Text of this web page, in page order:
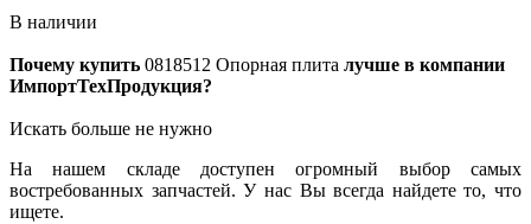
В наличии
Почему купить 0818512 Опорная плита лучше в компании
ИмпортТехПродукция?
Искать больше не нужно
На нашем складе доступен огромный выбор самых
востребованных запчастей. У нас Вы всегда найдете то, что
ищете.